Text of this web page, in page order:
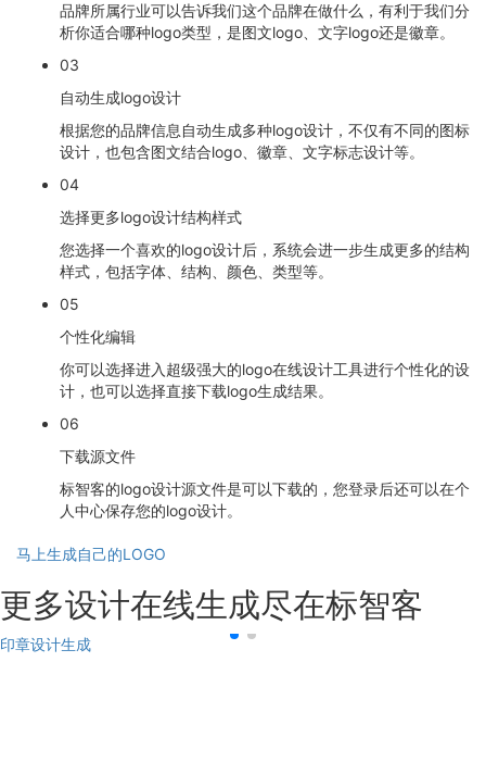
品牌所属行业可以告诉我们这个品牌在做什么，有利于我们分
析你适合哪种logo类型，是图文logo、文字logo还是徽章。
03
自动生成logo设计
根据您的品牌信息自动生成多种logo设计，不仅有不同的图标
设计，也包含图文结合logo、徽章、文字标志设计等。
04
选择更多logo设计结构样式
您选择一个喜欢的logo设计后，系统会进一步生成更多的结构
样式，包括字体、结构、颜色、类型等。
05
个性化编辑
你可以选择进入超级强大的logo在线设计工具进行个性化的设
计，也可以选择直接下载logo生成结果。
06
下载源文件
标智客的logo设计源文件是可以下载的，您登录后还可以在个
人中心保存您的logo设计。
马上生成自己的LOGO
更多设计在线生成尽在标智客
印章设计生成